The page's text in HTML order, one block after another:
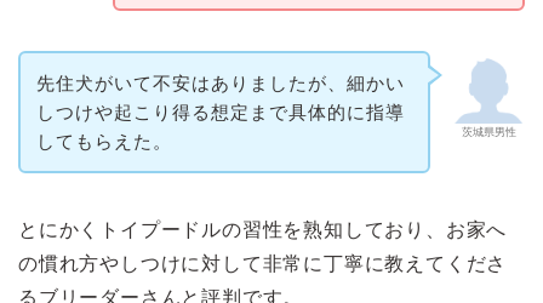
茨城県男性
先住犬がいて不安はありましたが、細かい
しつけや起こり得る想定まで具体的に指導
してもらえた。
とにかくトイプードルの習性を熟知しており、お家へ
の慣れ方やしつけに対して非常に丁寧に教えてくださ
るブリーダーさんと評判です。